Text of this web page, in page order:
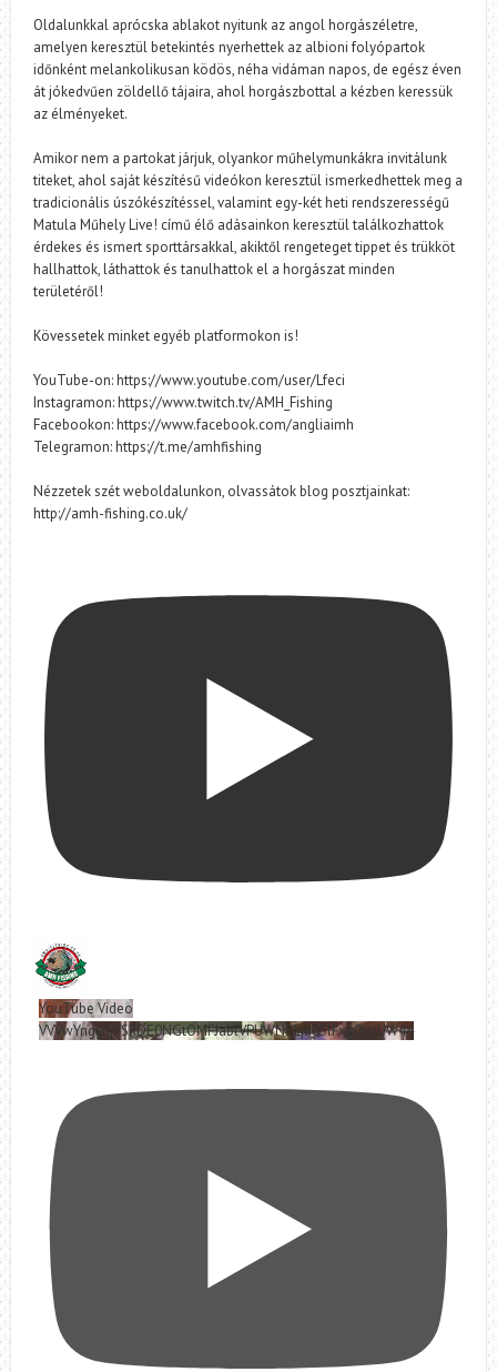
Oldalunkkal aprócska ablakot nyitunk az angol horgászéletre,
amelyen keresztül betekintés nyerhettek az albioni folyópartok
időnként melankolikusan ködös, néha vidáman napos, de egész éven
át jókedvűen zöldellő tájaira, ahol horgászbottal a kézben keressük
az élményeket.
Amikor nem a partokat járjuk, olyankor műhelymunkákra invitálunk
titeket, ahol saját készítésű videókon keresztül ismerkedhettek meg a
tradicionális úszókészítéssel, valamint egy-két heti rendszerességű
Matula Műhely Live! című élő adásainkon keresztül találkozhattok
érdekes és ismert sporttársakkal, akiktől rengeteget tippet és trükköt
hallhattok, láthattok és tanulhattok el a horgászat minden
területéről!
Kövessetek minket egyéb platformokon is!
YouTube-on: https://www.youtube.com/user/Lfeci
Instagramon: https://www.twitch.tv/AMH_Fishing
Facebookon: https://www.facebook.com/angliaimh
Telegramon: https://t.me/amhfishing
Nézzetek szét weboldalunkon, olvassátok blog posztjainkat:
http://amh-fishing.co.uk/
YouTube Video
VVVwYngyRjVSRDE0NGtOMFJablVPUWNBLjd0SlFxa0VoUW44